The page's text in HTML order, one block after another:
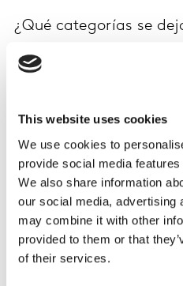
This website uses cookies
We use cookies to
provide social media
We also share information
our social media, advertising
may combine it with other
provided to them or that
of their services.
¿Qué categorías se
tendencia transversal a
principales ciudades del
Barranquilla, Cali y
El 66% de los hogares
consumo o dejar de
alcohólicas para el consumo
cervezas, gaseosas, jugos